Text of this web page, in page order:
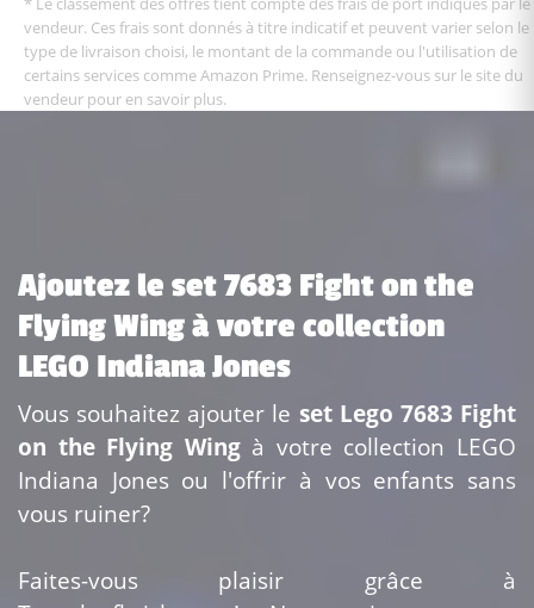
vendeur. Ces frais sont donnés à titre indicatif et peuvent varier selon le
type de livraison choisi, le montant de la commande ou l'utilisation de
certains services comme Amazon Prime. Renseignez-vous sur le site du
vendeur pour en savoir plus.
Ajoutez le set 7683 Fight on the
Flying Wing à votre collection
LEGO Indiana Jones
Vous souhaitez ajouter le set Lego 7683 Fight
on the Flying Wingà votre collection LEGO
Indiana Jones ou l'offrir à vos enfants sans
vous ruiner?
Faites-vous plaisir grâce à